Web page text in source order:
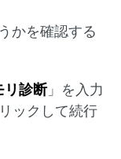
かを確認する
リ診断」を入力
ックして続行